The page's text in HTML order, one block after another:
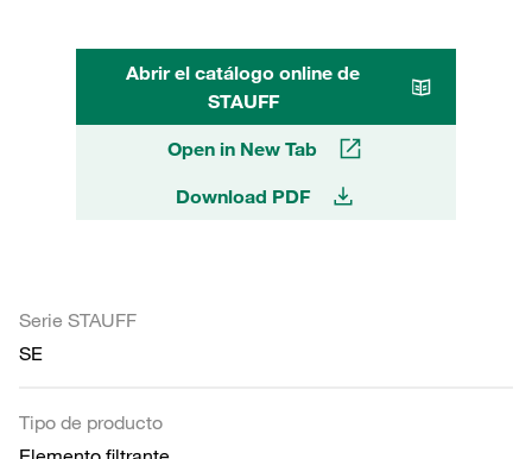
Abrir el catálogo online de
STAUFF
Open in New Tab
Download PDF
Serie STAUFF
SE
Tipo de producto